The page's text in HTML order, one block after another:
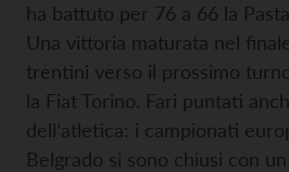
ha battuto per 76 a 66 la
Una vittoria maturata nel
trentini verso il prossimo
la Fiat Torino. Fari puntati
dell’atletica: i campionati
Belgrado si sono chiusi con